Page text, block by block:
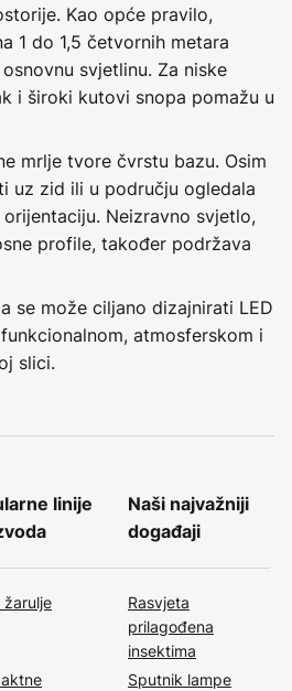
Kao opće pravilo,
1 do 1,5 četvornih metara
svjetlinu. Za niske
i široki kutovi snopa pomažu u
mrlje tvore čvrstu bazu. Osim
uz zid ili u području ogledala
Neizravno svjetlo,
profile, također podržava
se može ciljano dizajnirati LED
atmosferskom i
slici.
linije
Naši najvažniji
događaji
žarulje
Rasvjeta
prilagođena
insektima
Sputnik lampe